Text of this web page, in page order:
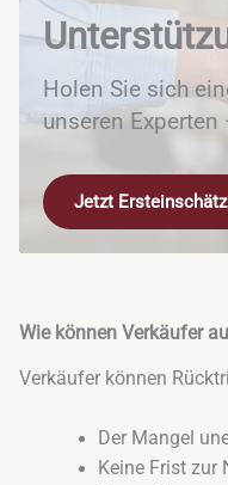
Holen Sie sich
unseren
Jetzt
Wie können Verkäufer
Verkäufer können
Der Mangel
Keine Frist zur